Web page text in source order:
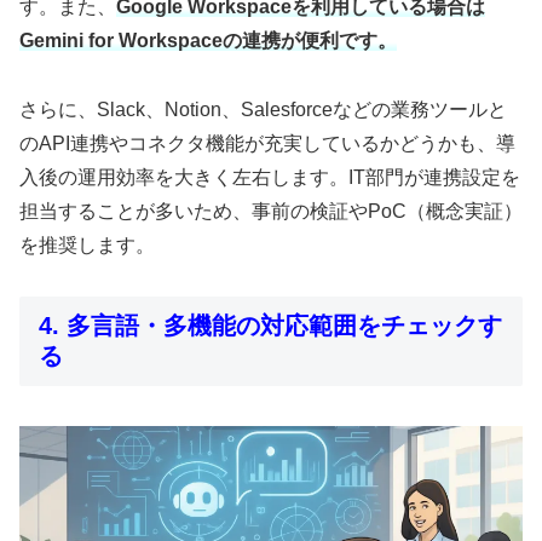
す。また、 Google Workspaceを利用している場合は
Gemini for Workspaceの連携が便利です。
さらに、Slack、Notion、Salesforceなどの業務ツールと
のAPI連携やコネクタ機能が充実しているかどうかも、導
入後の運用効率を大きく左右します。IT部門が連携設定を
担当することが多いため、事前の検証やPoC（概念実証）
を推奨します。
4. 多言語・多機能の対応範囲をチェックす
る